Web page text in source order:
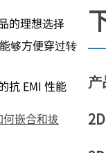
的理想选择
够方便穿过转
抗 EMI 性能
何嵌合和拔